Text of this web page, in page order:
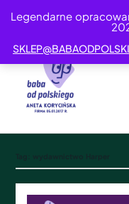
Legendarne